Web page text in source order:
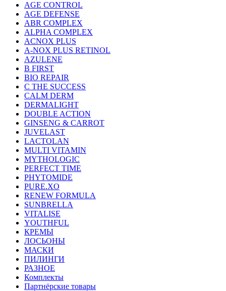
AGE CONTROL
AGE DEFENSE
ABR COMPLEX
ALPHA COMPLEX
ACNOX PLUS
A-NOX PLUS RETINOL
AZULENE
B FIRST
BIO REPAIR
C THE SUCCESS
CALM DERM
DERMALIGHT
DOUBLE ACTION
GINSENG & CARROT
JUVELAST
LACTOLAN
MULTI VITAMIN
MYTHOLOGIC
PERFECT TIME
PHYTOMIDE
PURE.XO
RENEW FORMULA
SUNBRELLA
VITALISE
YOUTHFUL
КРЕМЫ
ЛОСЬОНЫ
МАСКИ
ПИЛИНГИ
РАЗНОЕ
Комплекты
Партнёрские товары